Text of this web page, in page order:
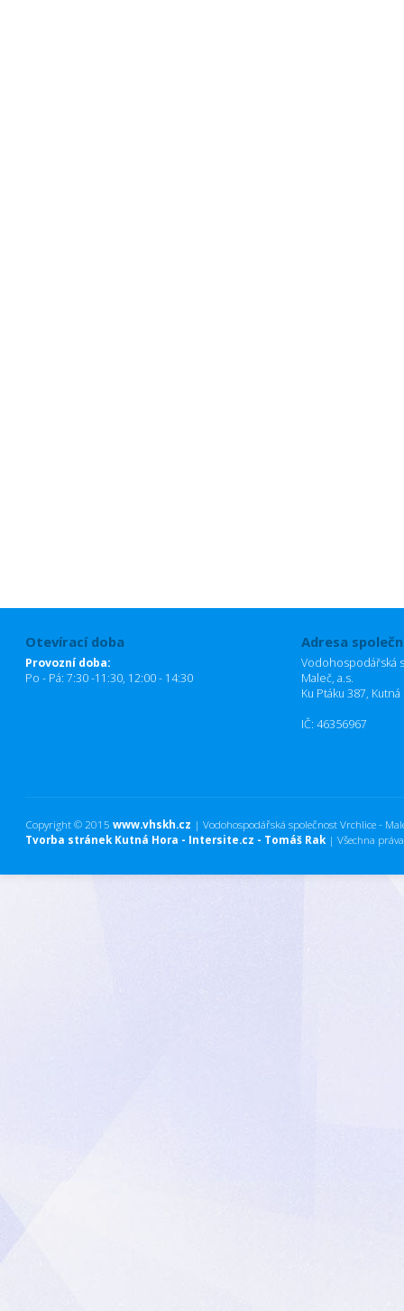
Otevírací doba
Provozní doba:
Po - Pá: 7:30 -11:30, 12:00 - 14:30
Adresa
Vodohospodářská
Maleč, a.s.
Ku Ptáku 387,
IČ: 46356967
Copyright © 2015 www.vhskh.cz | Vodohospodářská společnost Vrchlice -
Tvorba stránek Kutná Hora - Intersite.cz - Tomáš Rak | Všechna